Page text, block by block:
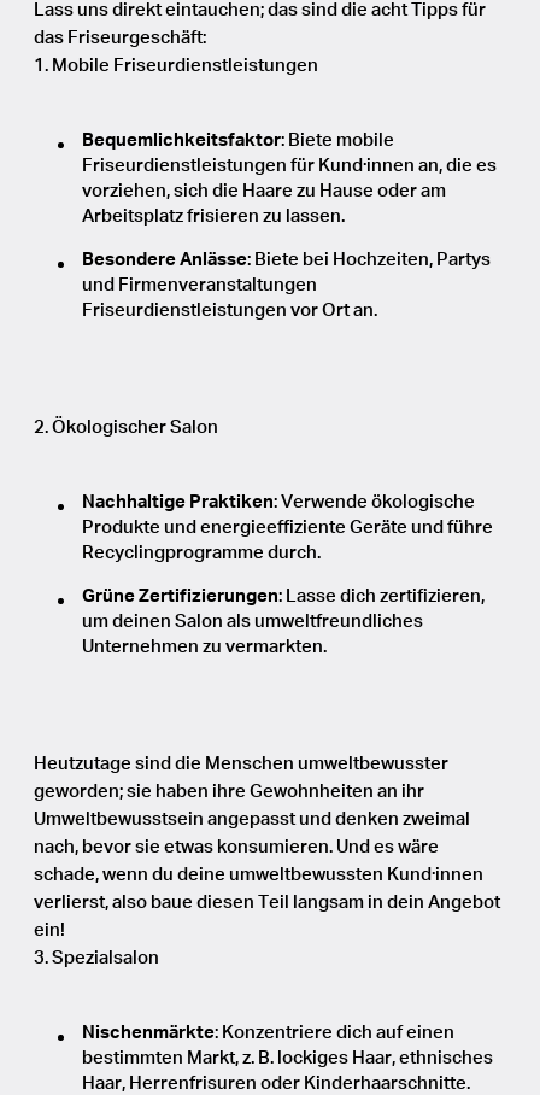
Lass uns direkt eintauchen; das sind die acht Tipps für
das Friseurgeschäft:
1. Mobile Friseurdienstleistungen
Bequemlichkeitsfaktor: Biete mobile
Friseurdienstleistungen für Kund·innen an, die es
vorziehen, sich die Haare zu Hause oder am
Arbeitsplatz frisieren zu lassen.
Besondere Anlässe: Biete bei Hochzeiten, Partys
und Firmenveranstaltungen
Friseurdienstleistungen vor Ort an.
2. Ökologischer Salon
Nachhaltige Praktiken: Verwende ökologische
Produkte und energieeffiziente Geräte und führe
Recyclingprogramme durch.
Grüne Zertifizierungen: Lasse dich zertifizieren,
um deinen Salon als umweltfreundliches
Unternehmen zu vermarkten.
Heutzutage sind die Menschen umweltbewusster
geworden; sie haben ihre Gewohnheiten an ihr
Umweltbewusstsein angepasst und denken zweimal
nach, bevor sie etwas konsumieren. Und es wäre
schade, wenn du deine umweltbewussten Kund·innen
verlierst, also baue diesen Teil langsam in dein Angebot
ein!
3. Spezialsalon
Nischenmärkte: Konzentriere dich auf einen
bestimmten Markt, z. B. lockiges Haar, ethnisches
Haar, Herrenfrisuren oder Kinderhaarschnitte.